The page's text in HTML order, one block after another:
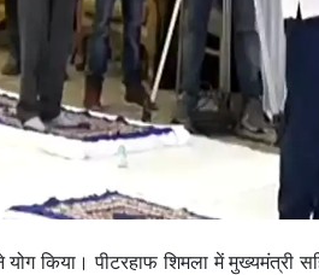
किया। पीटरहाफ शिमला में मुख्यमंत्री